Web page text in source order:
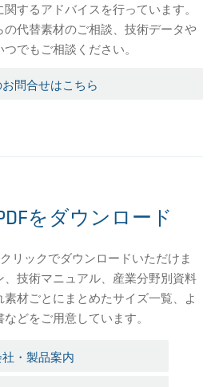
するアドバイスを行っています。
代替素材のご相談、技術データや
でもご相談ください。
問合せはこちら
をダウンロード
リックでダウンロードいただけま
技術マニュアル、産業分野別資料
素材ごとにまとめたサイズ一覧、よ
どをご用意しています。
・製品案内